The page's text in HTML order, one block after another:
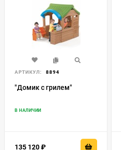
АРТИКУЛ: 8894
"Домик с грилем"
В НАЛИЧИИ
135 120